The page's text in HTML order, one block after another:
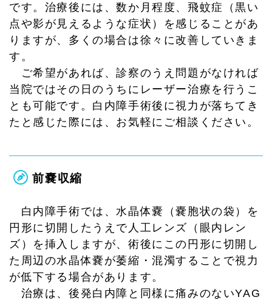
です。治療後には、数か月程度、飛蚊症（黒い
点や影が見えるような症状）を感じることがあ
りますが、多くの場合は徐々に改善していきま
す。
ご希望があれば、診察のうえ問題がなければ
当院ではその日のうちにレーザー治療を行うこ
とも可能です。白内障手術後に視力が落ちてき
たと感じた際には、お気軽にご相談ください。
前嚢収縮
白内障手術では、水晶体嚢（嚢胞状の袋）を
円形に切開したうえで人工レンズ（眼内レン
ズ）を挿入しますが、術後にこの円形に切開し
た周辺の水晶体嚢が萎縮・混濁することで視力
が低下する場合があります。
治療は、後発白内障と同様に痛みのないYAG